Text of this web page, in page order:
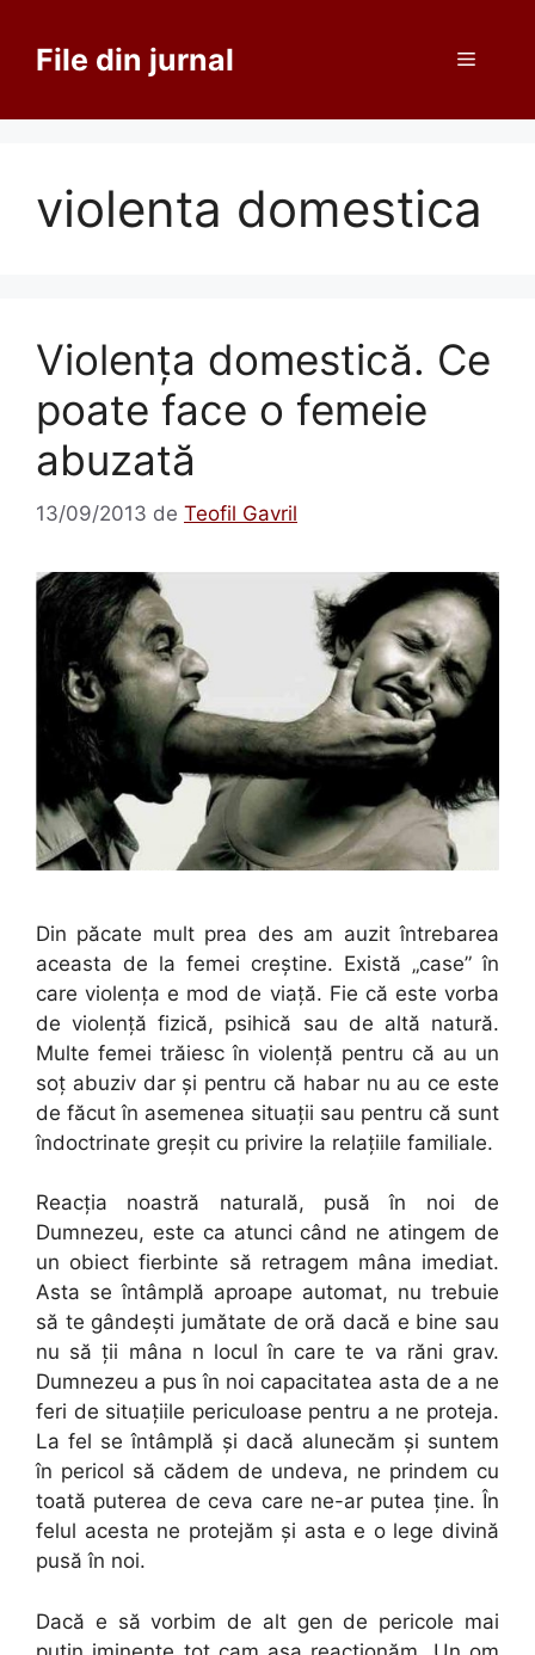
conținutFile din jurnal Meniu
violenta domestica
Violenţa domestică. Ce
poate face o femeie
abuzată
13/09/2013 de Teofil Gavril
Din păcate mult prea des am auzit întrebarea
aceasta de la femei creştine. Există „case” în
care violenţa e mod de viaţă. Fie că este vorba
de violenţă fizică, psihică sau de altă natură.
Multe femei trăiesc în violenţă pentru că au un
soţ abuziv dar şi pentru că habar nu au ce este
de făcut în asemenea situaţii sau pentru că sunt
îndoctrinate greşit cu privire la relaţiile familiale.
Reacţia noastră naturală, pusă în noi de
Dumnezeu, este ca atunci când ne atingem de
un obiect fierbinte să retragem mâna imediat.
Asta se întâmplă aproape automat, nu trebuie
să te gândeşti jumătate de oră dacă e bine sau
nu să ţii mâna n locul în care te va răni grav.
Dumnezeu a pus în noi capacitatea asta de a ne
feri de situaţiile periculoase pentru a ne proteja.
La fel se întâmplă şi dacă alunecăm şi suntem
în pericol să cădem de undeva, ne prindem cu
toată puterea de ceva care ne-ar putea ţine. În
felul acesta ne protejăm şi asta e o lege divină
pusă în noi.
Dacă e să vorbim de alt gen de pericole mai